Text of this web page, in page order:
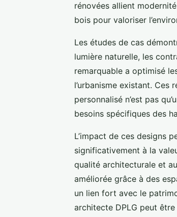
rénovées allient
bois pour valoriser
Les études de cas
lumière naturelle, les
remarquable a optimisé
l’urbanisme existant. Ces
personnalisé n’est pas
besoins spécifiques des
L’impact de ces designs
significativement à la
qualité architecturale et
améliorée grâce à des
un lien fort avec le
architecte DPLG peut